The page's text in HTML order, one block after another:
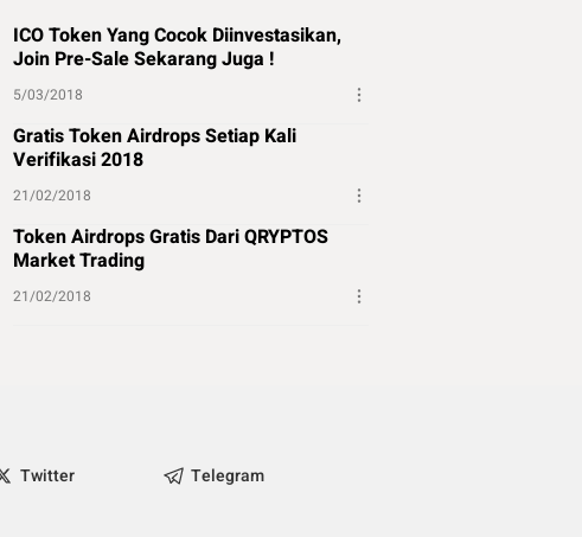
ICO Token Yang Cocok Diinvestasikan,
Join Pre-Sale Sekarang Juga !
5/03/2018
Gratis Token Airdrops Setiap Kali
Verifikasi 2018
21/02/2018
Token Airdrops Gratis Dari QRYPTOS
Market Trading
21/02/2018
Twitter
Telegram